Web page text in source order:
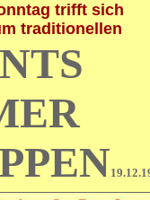
trifft sich
traditionellen